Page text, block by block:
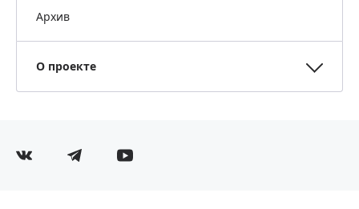
Архив
О проекте